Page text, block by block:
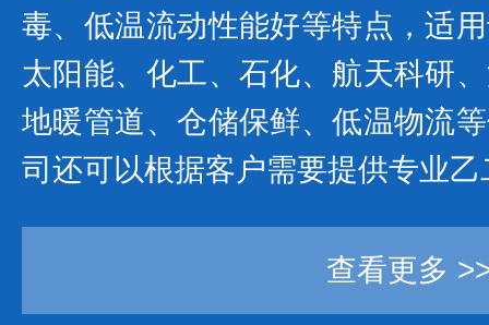
毒、低温流动性能好等特点，适
太阳能、化工、石化、航天科研
地暖管道、仓储保鲜、低温物流
司还可以根据客户需要提供专业
查看更多